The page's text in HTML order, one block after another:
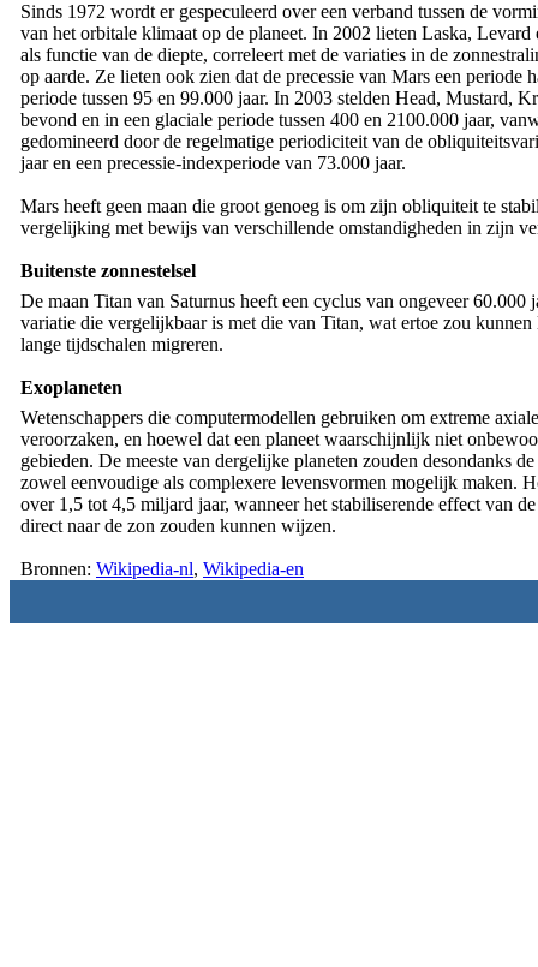
Sinds 1972 wordt er gespeculeerd over een verband tussen de
van het orbitale klimaat op de planeet. In 2002 lieten Laska,
als functie van de diepte, correleert met de variaties in de
op aarde. Ze lieten ook zien dat de precessie van Mars een
periode tussen 95 en 99.000 jaar. In 2003 stelden Head, Mustard,
bevond en in een glaciale periode tussen 400 en 2100.000 jaar,
gedomineerd door de regelmatige periodiciteit van de
jaar en een precessie-indexperiode van 73.000 jaar.
Mars heeft geen maan die groot genoeg is om zijn obliquiteit te
vergelijking met bewijs van verschillende omstandigheden in zijn
Buitenste zonnestelsel
De maan Titan van Saturnus heeft een cyclus van ongeveer
variatie die vergelijkbaar is met die van Titan, wat ertoe zou
lange tijdschalen migreren.
Exoplaneten
Wetenschappers die computermodellen gebruiken om extreme
veroorzaken, en hoewel dat een planeet waarschijnlijk niet
gebieden. De meeste van dergelijke planeten zouden desondanks
zowel eenvoudige als complexere levensvormen mogelijk maken.
over 1,5 tot 4,5 miljard jaar, wanneer het stabiliserende effect van
direct naar de zon zouden kunnen wijzen.
Bronnen: Wikipedia-nl, Wikipedia-en